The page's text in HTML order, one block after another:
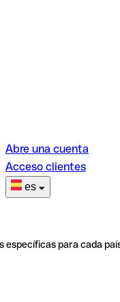
Abre una cuenta
Acceso clientes
es
específicas para cada